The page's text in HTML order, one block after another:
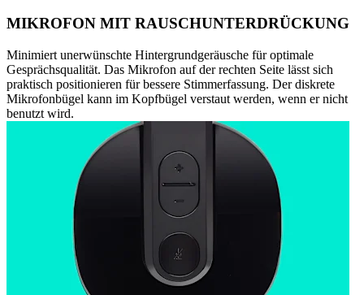
MIKROFON MIT RAUSCHUNTERDRÜCKUNG
Minimiert unerwünschte Hintergrundgeräusche für optimale
Gesprächsqualität. Das Mikrofon auf der rechten Seite lässt sich
praktisch positionieren für bessere Stimmerfassung. Der diskrete
Mikrofonbügel kann im Kopfbügel verstaut werden, wenn er nicht
benutzt wird.